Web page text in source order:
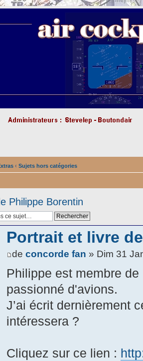
‹ Sujets hors catégories
Philippe Borentin
Portrait et livre
deconcorde fan » Dim 31
Philippe est membre
passionné d'avions.
J’ai écrit dernièrement
intéressera ?
Cliquez sur ce lien :